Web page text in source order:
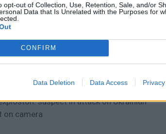
opt-out of Collection, Use, Retention, Sale, and/or
Data that Is Unrelated with the Purposes for
CONFIRM
Data Deletion Data Access
από το Ντνίπρο, ο Ιγκόρ Κομάροφ,
στο Μπαλί που ζητούσαν λύτρα
οικογένειά του. Το σώμα του βρέθηκε
το CBS News.
δεν έχει προτείνει σχέση μεταξύ της
γκάνγκστερ.
suspect in attack on Ukrainian
on camera